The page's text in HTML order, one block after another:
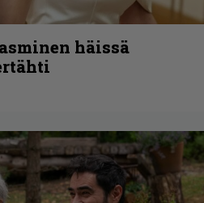
häissä